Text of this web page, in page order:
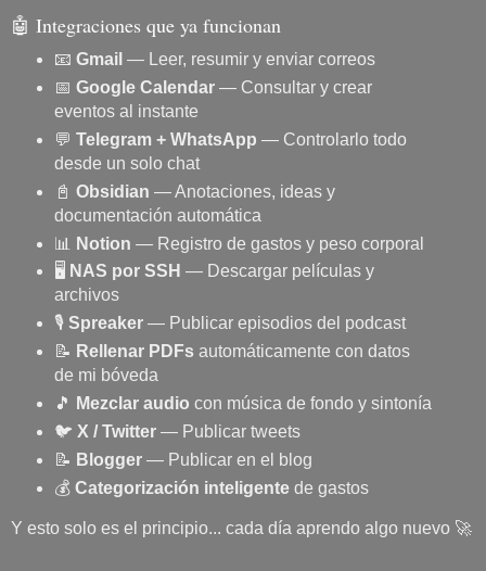
🤖 Integraciones que ya funcionan
📧 Gmail — Leer, resumir y enviar correos
📅 Google Calendar— Consultar y crear
eventos al instante
💬 Telegram + WhatsApp — Controlarlo todo
desde un solo chat
📓 Obsidian — Anotaciones, ideas y
documentación automática
📊
Notion — Registro de gastos y peso corporal
🖥️ NAS por SSH — Descargar películas y
archivos
🎙️ Spreaker— Publicar episodios del podcast
📝 Rellenar PDFsautomáticamente con datos
de mi bóveda
🎵
Mezclar audio con música de fondo y sintonía
🐦 X / Twitter— Publicar tweets
📝 Blogger— Publicar en el blog
💰 Categorización inteligentede gastos
Y esto solo es el principio... cada día aprendo algo nuevo 🚀